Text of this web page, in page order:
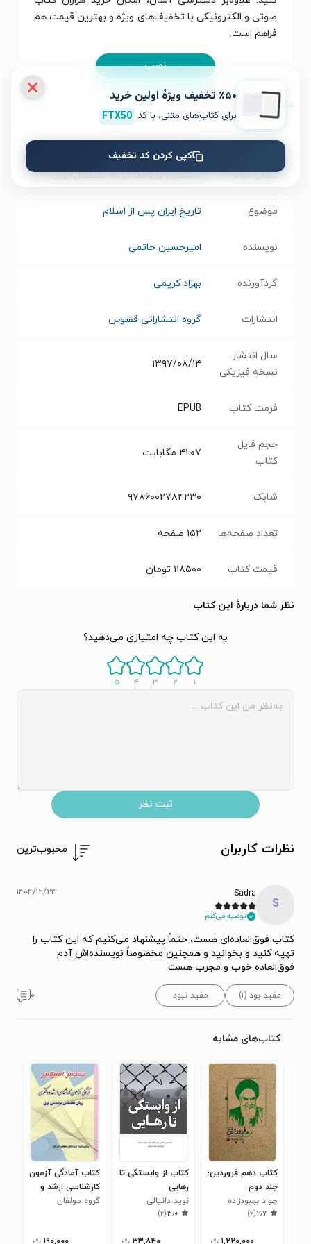
صوتی و الکترونیکی با تخفیف‌های ویژه و بهترین قیمت هم
فراهم است.
نصب
مشخصات کتاب الکترونیکی
نام کتاب پایان دو قرن سکوت
عنوان دیگر نخستین پویه‌ها در راه استقلال ایران
موضوع تاریخ ایران پس از اسلام
نویسنده امیرحسین حاتمی
گردآورنده بهزاد کریمی
انتشارات گروه انتشاراتی ققنوس
سال انتشار
نسخه فیزیکی
۱۳۹۷/۰۸/۱۴
فرمت کتاب EPUB
حجم فایل
کتاب
۴۱.۰۷ مگابایت
شابک ۹۷۸۶۰۰۲۷۸۴۲۳۰
تعداد صفحه‌ها ۱۵۲ صفحه
قیمت کتاب ۱۱۸۵۰۰ تومان
نظر شما دربارهٔ این کتاب
به این کتاب چه امتیازی می‌دهید؟
۱ ۲ ۳ ۴ ۵
ثبت نظر
نظرات کاربران محبوب‌ترین
S
Sadra
توصیه می‌کنم.
۱۴۰۴/۱۲/۲۳
کتاب فوق‌العاده‌ای هست، حتماً پیشنهاد می‌کنیم که این کتاب را
تهیه کنید و بخوانید و همچنین مخصوصاً نویسنده‌اش آدم
فوق‌العاده‌ خوب و مجرب هست.
مفید بود (۱) مفید نبود ۰
کتاب‌های مشابه
کتاب دهم فروردین؛
جلد دوم
جواد بهبودزاده
۲٫۷(۶)
۱,۲۲۰,۰۰۰ ت
کتاب از وابستگی تا
رهایی
نوید دانیالی
۳٫۰(۲)
۳۳,۸۴۰ ت
کتاب آمادگی آزمون
کارشناسی ارشد و
دکتری زبان
گروه مولفان
۱۹۰,۰۰۰ ت
٪۵۰ تخفیف ویژۀ اولین خرید
برای کتاب‌های متنی، با کد FTX50
کپی کردن کد تخفیف